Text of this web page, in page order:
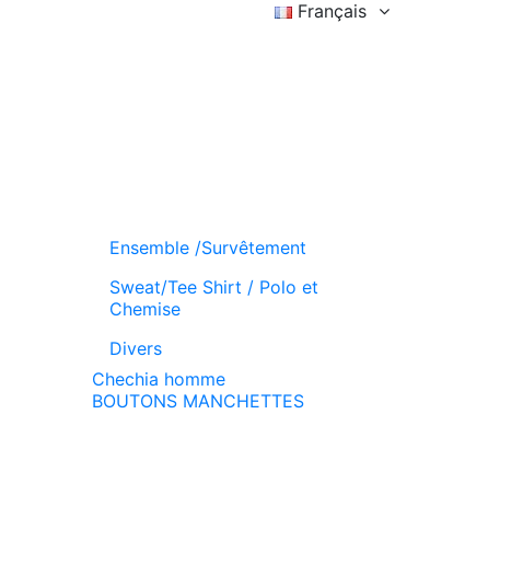
Français
Ensemble /Survêtement
Sweat/Tee Shirt / Polo et
Chemise
Divers
Chechia homme
BOUTONS MANCHETTES